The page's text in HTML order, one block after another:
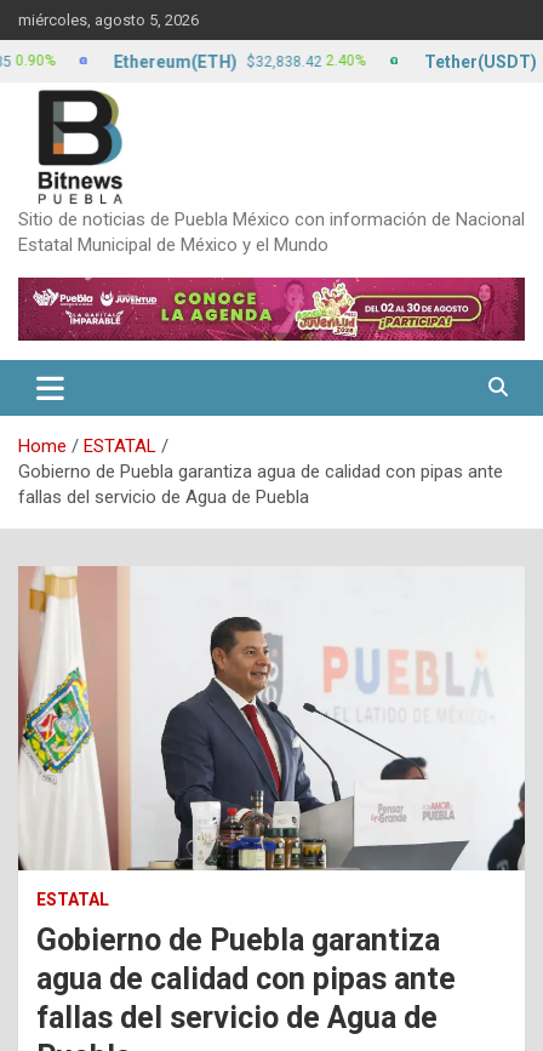
to
content
miércoles, agosto 5, 2026
Sitio de noticias de Puebla México con información de Nacional
Estatal Municipal de México y el Mundo
Home
ESTATAL
Gobierno de Puebla garantiza agua de calidad con pipas ante
fallas del servicio de Agua de Puebla
ESTATAL
Gobierno de Puebla garantiza
agua de calidad con pipas ante
fallas del servicio de Agua de
Ethereum(ETH) $32,838.42 2.40% Tether(USDT)